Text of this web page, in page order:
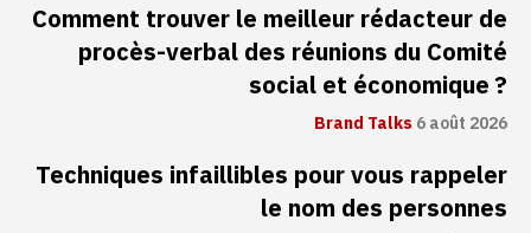
Comment trouver le meilleur rédacteur de
procès-verbal des réunions du Comité
social et économique ?
Brand Talks6 août 2026
Techniques infaillibles pour vous rappeler
le nom des personnes